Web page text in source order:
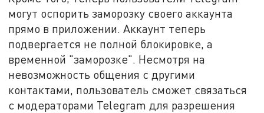
могут оспорить заморозку своего аккаунта
прямо в приложении. Аккаунт теперь
подвергается не полной блокировке, а
временной "заморозке". Несмотря на
невозможность общения с другими
контактами, пользователь сможет связаться
с модераторами Telegram для разрешения